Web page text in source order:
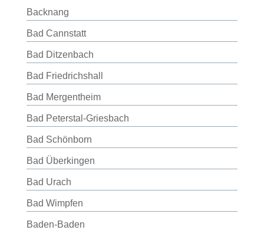
Backnang
Bad Cannstatt
Bad Ditzenbach
Bad Friedrichshall
Bad Mergentheim
Bad Peterstal-Griesbach
Bad Schönborn
Bad Überkingen
Bad Urach
Bad Wimpfen
Baden-Baden